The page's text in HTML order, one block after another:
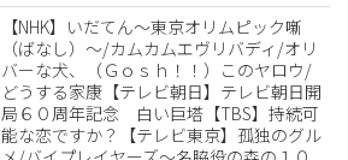
【NHK】いだてん〜東京オリムピック噺
（ばなし）〜/カムカムエヴリバディ/オリ
バーな犬、（Ｇｏｓｈ！！）このヤロウ/
どうする家康【テレビ朝日】テレビ朝日開
局６０周年記念 白い巨塔【TBS】持続可
能な恋ですか？【テレビ東京】孤独のグル